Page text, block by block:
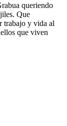
queriendo
Que
trabajo y vida al
que viven